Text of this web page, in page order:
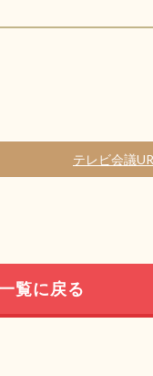
テレビ会議
覧に戻る